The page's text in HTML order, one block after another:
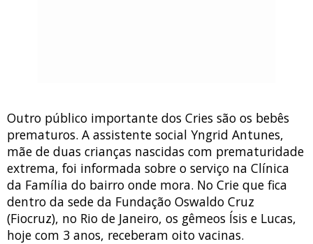
Outro público importante dos Cries são os bebês
prematuros. A assistente social Yngrid Antunes,
mãe de duas crianças nascidas com prematuridade
extrema, foi informada sobre o serviço na Clínica
da Família do bairro onde mora. No Crie que fica
dentro da sede da Fundação Oswaldo Cruz
(Fiocruz), no Rio de Janeiro, os gêmeos Ísis e Lucas,
hoje com 3 anos, receberam oito vacinas.